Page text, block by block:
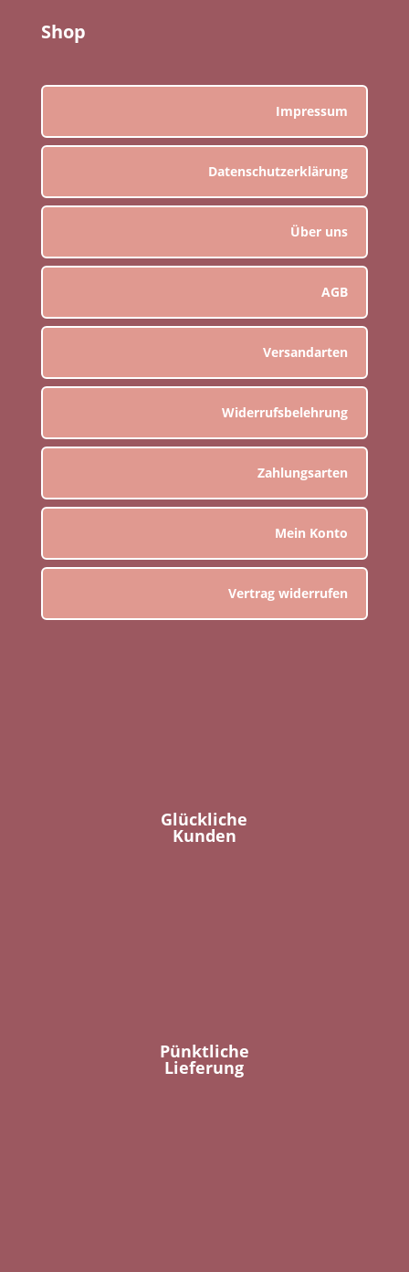
Shop
Impressum
Datenschutzerklärung
Über uns
AGB
Versandarten
Widerrufsbelehrung
Zahlungsarten
Mein Konto
Vertrag widerrufen
Glückliche
Kunden
Pünktliche
Lieferung